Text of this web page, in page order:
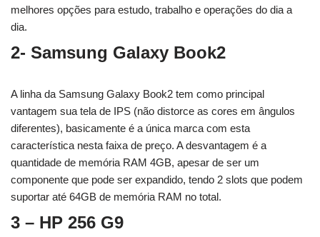
melhores opções para estudo, trabalho e operações do dia a
dia.
2- Samsung Galaxy Book2
A linha da Samsung Galaxy Book2 tem como principal
vantagem sua tela de IPS (não distorce as cores em ângulos
diferentes), basicamente é a única marca com esta
característica nesta faixa de preço. A desvantagem é a
quantidade de memória RAM 4GB, apesar de ser um
componente que pode ser expandido, tendo 2 slots que podem
suportar até 64GB de memória RAM no total.
3 – HP 256 G9